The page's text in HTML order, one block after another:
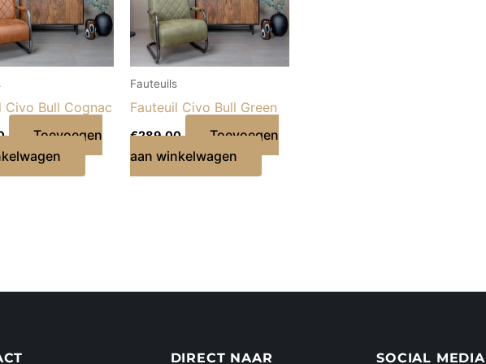
Civo Bull Cognac
Toevoegen
Fauteuils
Fauteuil Civo Bull Green
€289,00
Toevoegen
aan winkelwagen
DIRECT NAAR SOCIAL MEDIA